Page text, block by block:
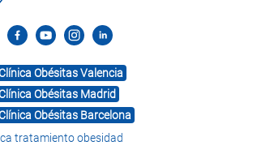
Obésitas Valencia
Obésitas Madrid
Obésitas Barcelona
tratamiento obesidad